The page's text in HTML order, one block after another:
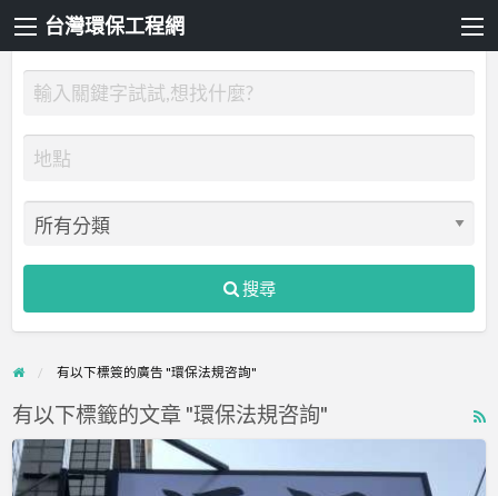
台灣環保工程網
搜尋
有以下標簽的廣告 "環保法規咨詢"
有以下標籤的文章 "環保法規咨詢"
源
沅